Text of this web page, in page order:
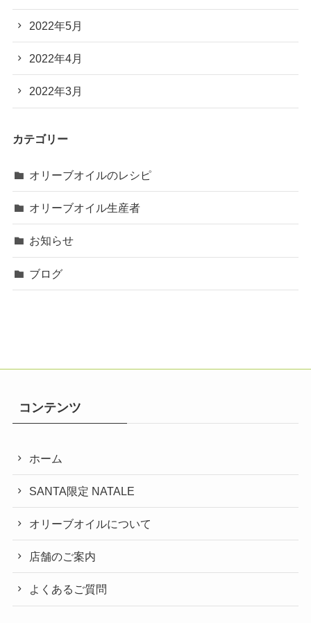
2022年5月
2022年4月
2022年3月
カテゴリー
オリーブオイルのレシピ
オリーブオイル生産者
お知らせ
ブログ
コンテンツ
ホーム
SANTA限定 NATALE
オリーブオイルについて
店舗のご案内
よくあるご質問